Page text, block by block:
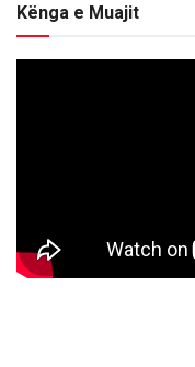
Kënga e Muajit